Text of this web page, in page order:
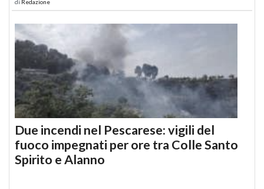
di Redazione
Due incendi nel Pescarese: vigili del
fuoco impegnati per ore tra Colle Santo
Spirito e Alanno